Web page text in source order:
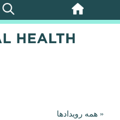
پرش
« همه رویدادها